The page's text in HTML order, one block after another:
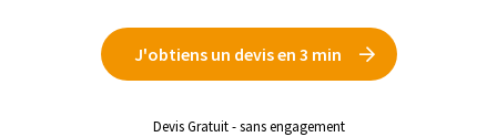
J'obtiens un devis en 3 min
Devis Gratuit - sans engagement